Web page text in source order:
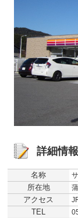
詳細情報
名称
所在地
アクセス
TEL